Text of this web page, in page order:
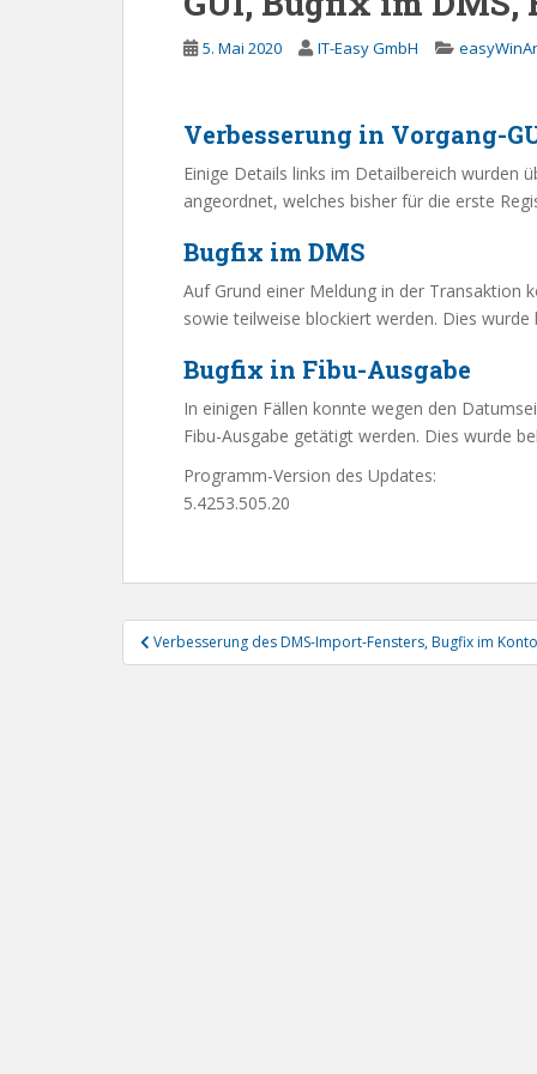
5. Mai 2020 IT-Easy GmbH
Verbesserung in Vorgang-
Einige Details links im Detailbereich wurden
angeordnet, welches bisher für die erste
Bugfix im DMS
Auf Grund einer Meldung in der Transaktion
sowie teilweise blockiert werden. Dies wurde
Bugfix in Fibu-Ausgabe
In einigen Fällen konnte wegen den
Fibu-Ausgabe getätigt werden. Dies wurde
Programm-Version des Updates:
5.4253.505.20
Beitragsnavigation
Verbesserung des DMS-Import-Fensters, Bugfix im